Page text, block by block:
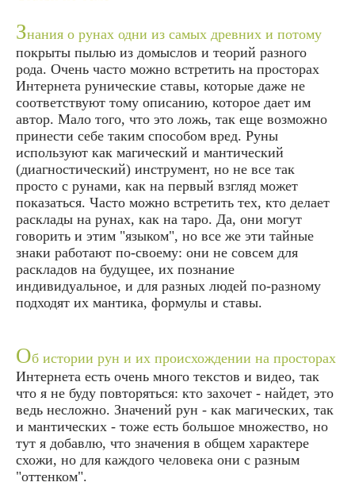
Знания о рунах одни из самых древних и потому
покрыты пылью из домыслов и теорий разного
рода. Очень часто можно встретить на просторах
Интернета рунические ставы, которые даже не
соответствуют тому описанию, которое дает им
автор. Мало того, что это ложь, так еще возможно
принести себе таким способом вред. Руны
используют как магический и мантический
(диагностический) инструмент, но не все так
просто с рунами, как на первый взгляд может
показаться. Часто можно встретить тех, кто делает
расклады на рунах, как на таро. Да, они могут
говорить и этим "языком", но все же эти тайные
знаки работают по-своему: они не совсем для
раскладов на будущее, их познание
индивидуальное, и для разных людей по-разному
подходят их мантика, формулы и ставы.
Об истории рун и их происхождении на просторах
Интернета есть очень много текстов и видео, так
что я не буду повторяться: кто захочет - найдет, это
ведь несложно. Значений рун - как магических, так
и мантических - тоже есть большое множество, но
тут я добавлю, что значения в общем характере
схожи, но для каждого человека они с разным
"оттенком".